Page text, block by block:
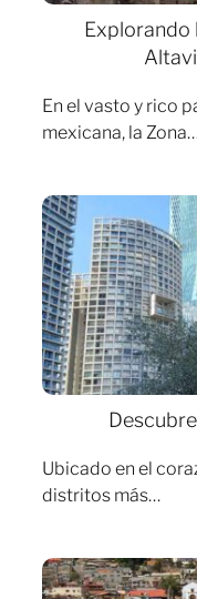
Explorando
En el vasto y rico
mexicana, la
Ubicado en el
distritos más…